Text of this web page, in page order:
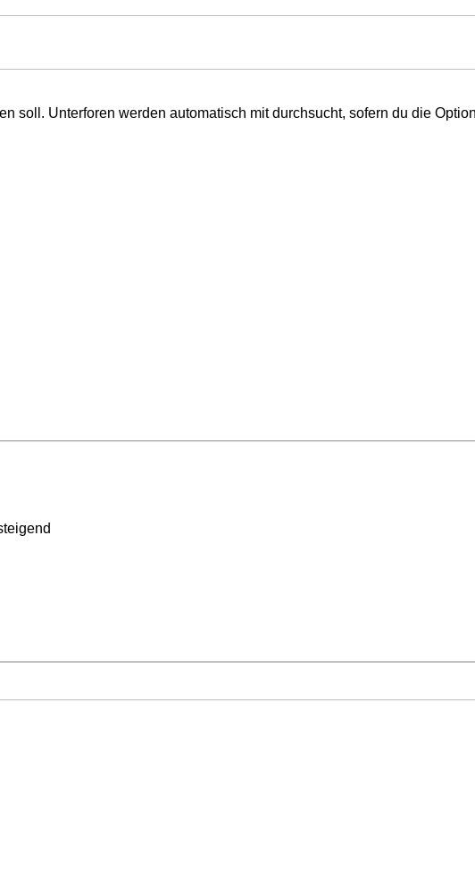
soll. Unterforen werden automatisch mit durchsucht, sofern du die